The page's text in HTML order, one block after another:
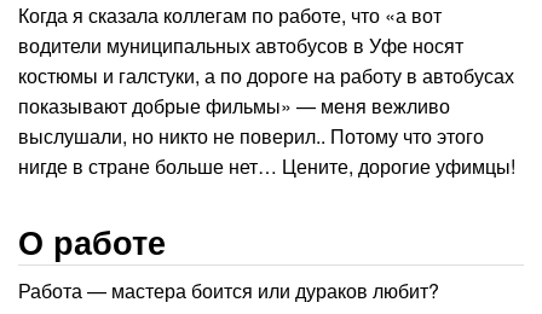
Когда я сказала коллегам по работе, что «а вот
водители муниципальных автобусов в Уфе носят
костюмы и галстуки, а по дороге на работу в автобусах
показывают добрые фильмы» — меня вежливо
выслушали, но никто не поверил.. Потому что этого
нигде в стране больше нет… Цените, дорогие уфимцы!
О работе
Работа — мастера боится или дураков любит?